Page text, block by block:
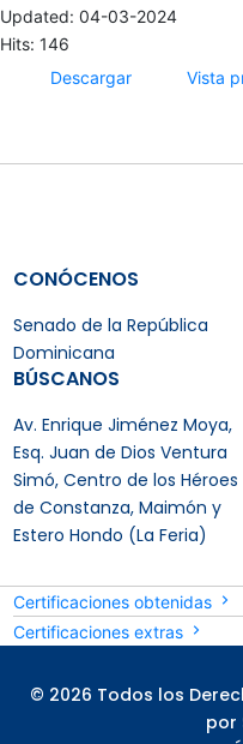
Updated: 04-03-2024
Hits: 146
Descargar
Vista
CONÓCENOS
Senado de la República
Dominicana
BÚSCANOS
Av. Enrique Jiménez Moya,
Esq. Juan de Dios Ventura
Simó, Centro de los Héroes
de Constanza, Maimón y
Estero Hondo (La Feria)
Certificaciones obtenidas
Certificaciones extras
© 2026 Todos los
por